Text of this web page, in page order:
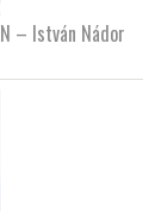
– István Nádor